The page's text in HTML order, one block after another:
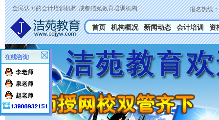
全民认可的会计培训机构-成都洁苑教育培训机构 报名热线：
首页 机构概况 新闻动态 会计培训 资
李老师
泉老师
赵老师